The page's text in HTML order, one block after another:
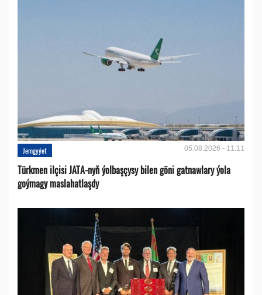
Jemgyýet 05.08.2026 - 11:11
Türkmen ilçisi JATA-nyň ýolbaşçysy bilen göni gatnawlary ýola
goýmagy maslahatlaşdy